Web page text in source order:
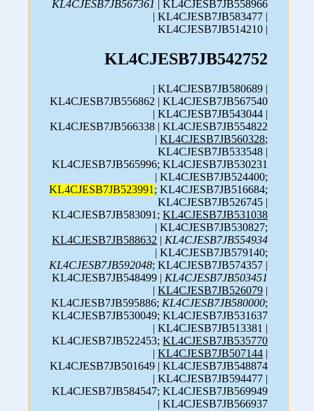
KL4CJESB7JB567361 | KL4CJESB7JB558966
| KL4CJESB7JB583477 |
KL4CJESB7JB514210 |
KL4CJESB7JB542752
| KL4CJESB7JB580689 |
KL4CJESB7JB556862 | KL4CJESB7JB567540
| KL4CJESB7JB543044 |
KL4CJESB7JB566338 | KL4CJESB7JB554822
|KL4CJESB7JB560328;
KL4CJESB7JB533548 |
KL4CJESB7JB565996; KL4CJESB7JB530231
| KL4CJESB7JB524400;
KL4CJESB7JB523991 ; KL4CJESB7JB516684;
KL4CJESB7JB526745 |
KL4CJESB7JB583091;KL4CJESB7JB531038
| KL4CJESB7JB530827;
KL4CJESB7JB588632 | KL4CJESB7JB554934
| KL4CJESB7JB579140;
KL4CJESB7JB592048; KL4CJESB7JB574357 |
KL4CJESB7JB548499 | KL4CJESB7JB503451
|KL4CJESB7JB526079 |
KL4CJESB7JB595886; KL4CJESB7JB580000;
KL4CJESB7JB530049; KL4CJESB7JB531637
| KL4CJESB7JB513381 |
KL4CJESB7JB522453;KL4CJESB7JB535770
|KL4CJESB7JB507144 |
KL4CJESB7JB501649 | KL4CJESB7JB548874
| KL4CJESB7JB594477 |
KL4CJESB7JB584547; KL4CJESB7JB569949
| KL4CJESB7JB566937